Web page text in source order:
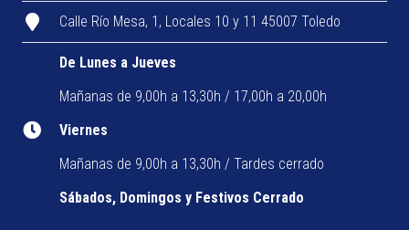
Calle Río Mesa, 1, Locales 10 y 11 45007 Toledo
De Lunes a Jueves
Mañanas de 9,00h a 13,30h / 17,00h a 20,00h
Viernes
Mañanas de 9,00h a 13,30h / Tardes cerrado
Sábados, Domingos y Festivos Cerrado